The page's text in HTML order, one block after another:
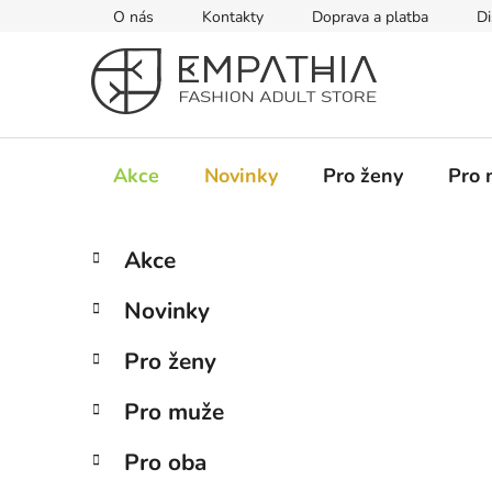
O nás Kontakty Doprava a platba
Akce Novinky Pro ženy Pro
P
s
r
n
n
í
Přeskočit
kategorie
K
a
e
o
i
Akce
Novinky
Pro ženy
Pro muže
Pro oba